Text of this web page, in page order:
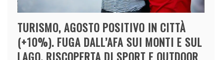
TURISMO, AGOSTO POSITIVO IN CITTÀ
(+10%). FUGA DALL’AFA SUI MONTI E SUL
LAGO, RISCOPERTA DI SPORT E OUTDOOR